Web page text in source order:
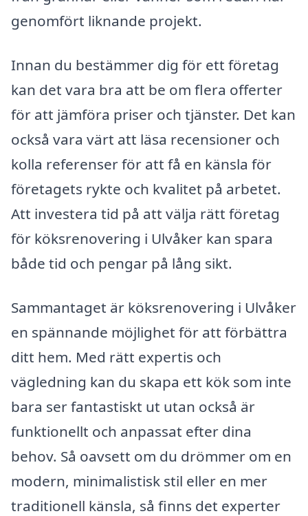
genomfört liknande projekt.
Innan du bestämmer dig för ett företag
kan det vara bra att be om flera offerter
för att jämföra priser och tjänster. Det kan
också vara värt att läsa recensioner och
kolla referenser för att få en känsla för
företagets rykte och kvalitet på arbetet.
Att investera tid på att välja rätt företag
för köksrenovering i Ulvåker kan spara
både tid och pengar på lång sikt.
Sammantaget är köksrenovering i Ulvåker
en spännande möjlighet för att förbättra
ditt hem. Med rätt expertis och
vägledning kan du skapa ett kök som inte
bara ser fantastiskt ut utan också är
funktionellt och anpassat efter dina
behov. Så oavsett om du drömmer om en
modern, minimalistisk stil eller en mer
traditionell känsla, så finns det experter